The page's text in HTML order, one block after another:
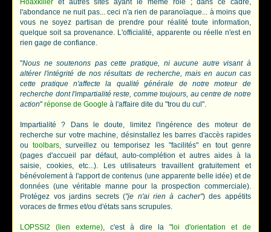
l'abondance ne nuit pas... ceci n'a rien de paranoïaque... à moins que
vous ne soyez partisan de prendre pour réalité toute information,
quelque soit sa provenance. L'officialité, apparente ou réelle n'est en
rien gage de confiance.
"Nous ne soutenons pas cette pratique, ni aucune autre visant à
altérer l'intégrité de nos résultats de recherche, mais en aucun cas
cette pratique n'affecte la qualité générale de notre moteur de
recherche dont l'impartialité reste, comme toujours, au centre de notre
action"réponse de Google à l'affaire dite du "trou du cul".
Impartialité ? Dans le doute, limitez l'ingérence des moteur de
recherche sur votre machine, désinstallez les barres d'accès rapides
outoolbars , surveillez ou temporisez les "facilités" en tout genre
(pages d'accueil par défaut, auto-complétion et autres aides à la
saisie, cookies, etc...). Les utilisateurs travaillent gratuitement et
bénévolement à l'apport de contenus (une apparente belle idée) et de
données (une véritable manne pour la prospection commerciale).
Protégez vos jardins secrets ("je n'ai rien à cacher") des appétits
voraces de firmes et/ou d'états sans scrupules.
LOPSSI2 (lien externe) , c'est à dire la "loi d'orientation et de